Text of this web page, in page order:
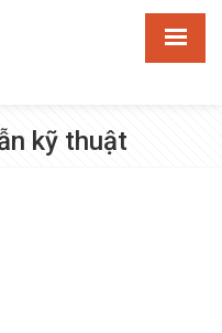
kỹ thuật